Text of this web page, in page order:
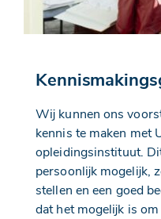
Wij kunnen ons
kennis te maken met
opleidingsinstituut.
persoonlijk mogelijk,
stellen en een goed
dat het mogelijk is